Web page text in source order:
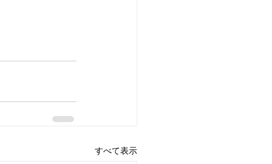
すべて表示